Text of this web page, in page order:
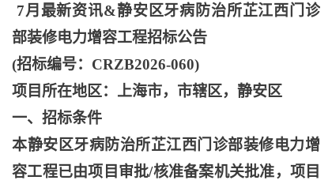
7月最新资讯&静安区牙病防治所芷江西门诊
部装修电力增容工程招标公告
(招标编号：CRZB2026-060)
项目所在地区：上海市，市辖区，静安区
一、招标条件
本静安区牙病防治所芷江西门诊部装修电力增
容工程已由项目审批/核准备案机关批准，项目